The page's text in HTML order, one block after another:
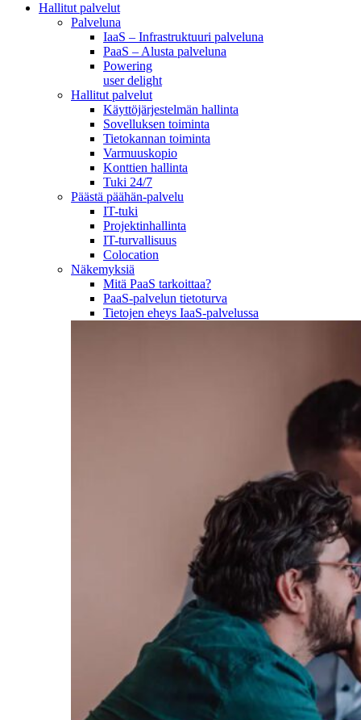
Hallitut palvelut
Palveluna
IaaS – Infrastruktuuri palveluna
PaaS – Alusta palveluna
Powering
user delight
Hallitut palvelut
Käyttöjärjestelmän hallinta
Sovelluksen toiminta
Tietokannan toiminta
Varmuuskopio
Konttien hallinta
Tuki 24/7
Päästä päähän-palvelu
IT-tuki
Projektinhallinta
IT-turvallisuus
Colocation
Näkemyksiä
Mitä PaaS tarkoittaa?
PaaS-palvelun tietoturva
Tietojen eheys IaaS-palvelussa